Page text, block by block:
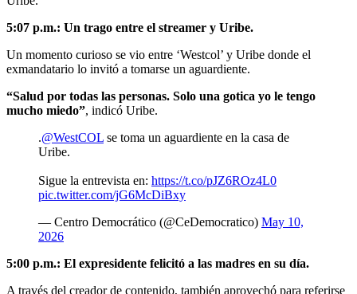
5:07 p.m.: Un trago entre el streamer y Uribe.
Un momento curioso se vio entre ‘Westcol’ y Uribe donde el
exmandatario lo invitó a tomarse un aguardiente.
“Salud por todas las personas. Solo una gotica yo le tengo
mucho miedo”, indicó Uribe.
.@WestCOL se toma un aguardiente en la casa de
Uribe.
Sigue la entrevista en: https://t.co/pJZ6ROz4L0
pic.twitter.com/jG6McDiBxy
— Centro Democrático (@CeDemocratico) May 10,
2026
5:00 p.m.: El expresidente felicitó a las madres en su día.
A través del creador de contenido, también aprovechó para referirse